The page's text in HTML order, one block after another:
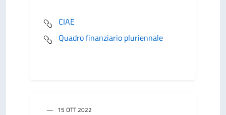
CIAE
Quadro finanziario pluriennale
15 OTT 2022